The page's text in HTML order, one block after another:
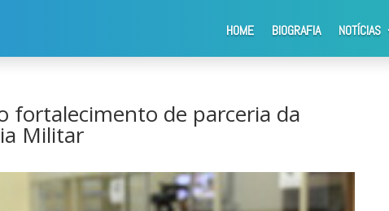
HOME BIOGRAFIA NOTÍCIAS
busca o fortalecimento de parceria da Prefeitura com a Polícia Militar
fortalecimento de parceria da
Militar